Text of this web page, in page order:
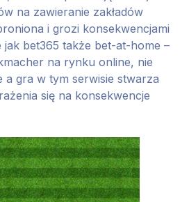
na zawieranie zakładów
i grozi konsekwencjami
jak bet365 także bet-at-home –
na rynku online, nie
a gra w tym serwisie stwarza
się na konsekwencje